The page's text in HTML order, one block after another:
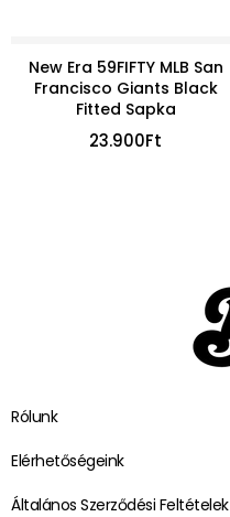
New Era 59FIFTY MLB San
Francisco Giants Black
Fitted Sapka
23.900Ft
Rólunk
Elérhetőségeink
Általános Szerződési Feltételek